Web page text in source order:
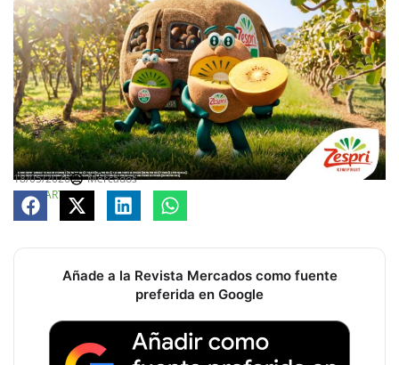
18/05/2026
Mercados
COMPARTE
Añade a la Revista Mercados como fuente
preferida en Google